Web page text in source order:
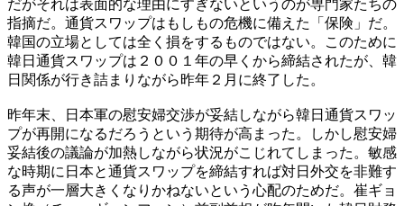
だがそれは表面的な理由にすぎないというのが専門家たちの
指摘だ。通貨スワップはもしもの危機に備えた「保険」だ。
韓国の立場としては全く損をするものではない。このために
韓日通貨スワップは２００１年の早くから締結されたが、韓
日関係が行き詰まりながら昨年２月に終了した。
昨年末、日本軍の慰安婦交渉が妥結しながら韓日通貨スワッ
プが再開になるだろうという期待が高まった。しかし慰安婦
妥結後の議論が加熱しながら状況がこじれてしまった。敏感
な時期に日本と通貨スワップを締結すれば対日外交を非難す
る声が一層大きくなりかねないという心配のためだ。崔ギョ